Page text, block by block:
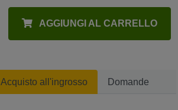
AGGIUNGI AL CARRELLO
Acquisto all'ingrosso Domande